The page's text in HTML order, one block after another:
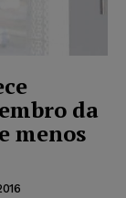
da
menos